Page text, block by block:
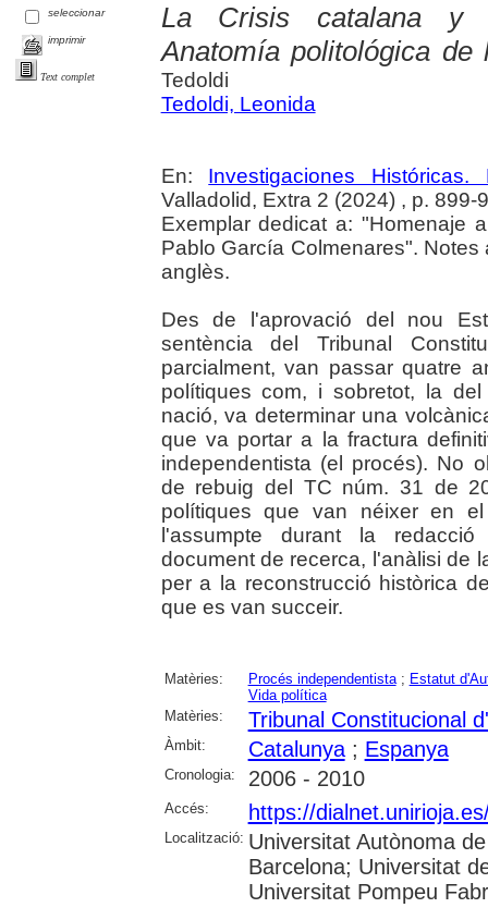
seleccionar
imprimir
Text complet
La Crisis catalana y
Anatomía politológica de
Tedoldi
Tedoldi, Leonida
En: Investigaciones
Valladolid, Extra 2 (2024) , p. 899-
Exemplar dedicat a: "Homenaje
Pablo García Colmenares".
anglès.
Des de l'aprovació del nou
sentència del Tribunal
parcialment, van passar quatre
polítiques com, i sobretot, la
nació, va determinar una
que va portar a la fractura
independentista (el procés). No
de rebuig del TC núm. 31 de
polítiques que van néixer en
l'assumpte durant la
document de recerca, l'anàlisi de
per a la reconstrucció històrica
que es van succeir.
Matèries: Procés independentista; Estatut
Vida política
Matèries:
Tribunal Constitucional
Àmbit: Catalunya; Espanya
Cronologia: 2006 - 2010
Accés: https://
Localització: Universitat Autònoma
Barcelona; Universitat
Universitat Pompeu